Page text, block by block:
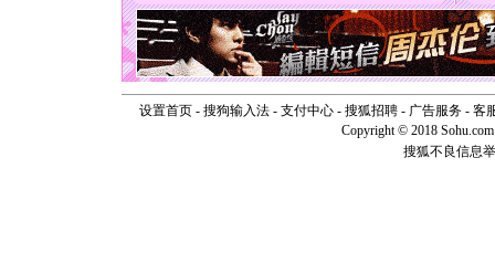
天都要快
[圣诞节]
如意,快
[元旦]看
断电。爱
你是我专
[元旦]
起；二是
离。水晶
设置首页- 搜狗输入法- 支付中心- 搜狐招聘- 广告服务- 客
Copyright © 2018
搜狐不良信息